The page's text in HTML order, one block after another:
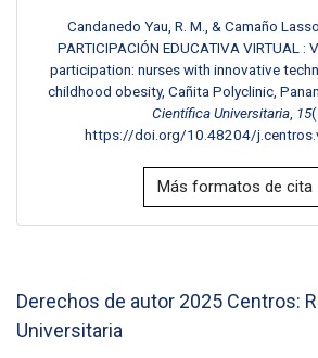
Candanedo Yau, R. M., & Camaño
PARTICIPACIÓN EDUCATIVA VIRTUAL :
participation: nurses with innovative
childhood obesity, Cañita Polyclinic,
Científica Universitaria 15
https://doi.org/10.48204/
Más formatos de cita
Derechos de autor 2025 Centros:
Universitaria